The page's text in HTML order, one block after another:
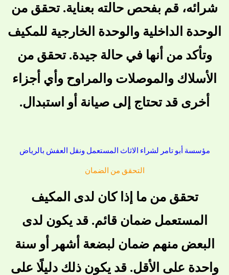
شرائه، قم بفحص حالته بعناية. تحقق من
الوحدة الداخلية والوحدة الخارجية للمكيف
وتأكد من أنها في حالة جيدة. تحقق من
الأسلاك والموصلات والمراوح وأي أجزاء
أخرى قد تحتاج إلى صيانة أو استبدال.
مؤسسة أبو تامر لشراء الاثاث المستعمل ونقل العفش بالرياض
التحقق من الضمان
تحقق من ما إذا كان لدى المكيف
المستعمل ضمان قائم. قد يكون لدى
البعض منهم ضمان لبضعة أشهر أو سنة
واحدة على الأقل. قد يكون ذلك دليلًا على